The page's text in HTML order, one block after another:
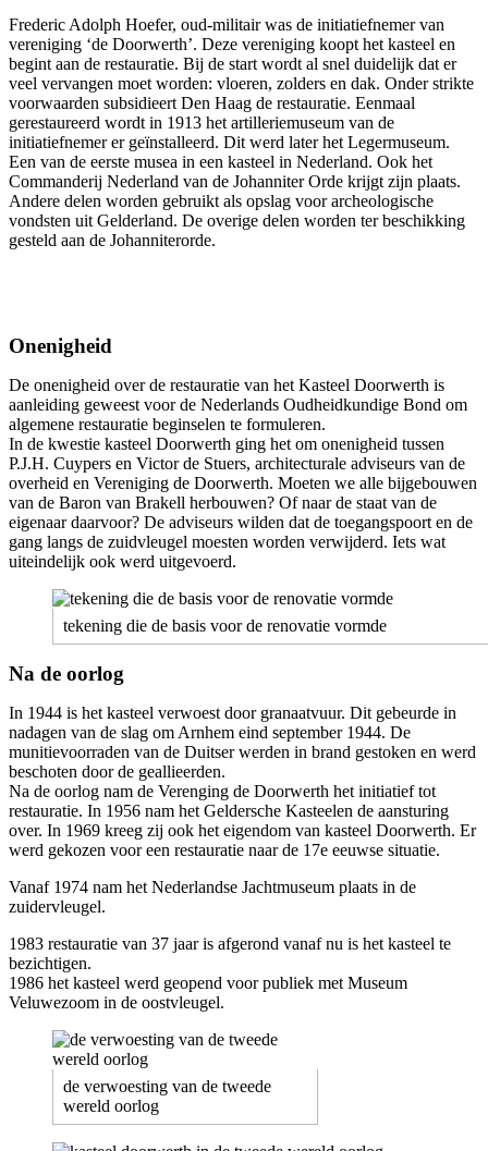
Frederic Adolph Hoefer, oud-militair was de initiatiefnemer van
vereniging ‘de Doorwerth’. Deze vereniging koopt het kasteel en
begint aan de restauratie. Bij de start wordt al snel duidelijk dat er
veel vervangen moet worden: vloeren, zolders en dak. Onder strikte
voorwaarden subsidieert Den Haag de restauratie. Eenmaal
gerestaureerd wordt in 1913 het artilleriemuseum van de
initiatiefnemer er geïnstalleerd. Dit werd later het Legermuseum.
Een van de eerste musea in een kasteel in Nederland. Ook het
Commanderij Nederland van de Johanniter Orde krijgt zijn plaats.
Andere delen worden gebruikt als opslag voor archeologische
vondsten uit Gelderland. De overige delen worden ter beschikking
gesteld aan de Johanniterorde.
Onenigheid
De onenigheid over de restauratie van het Kasteel Doorwerth is
aanleiding geweest voor de Nederlands Oudheidkundige Bond om
algemene restauratie beginselen te formuleren.
In de kwestie kasteel Doorwerth ging het om onenigheid tussen
P.J.H. Cuypers en Victor de Stuers, architecturale adviseurs van de
overheid en Vereniging de Doorwerth. Moeten we alle bijgebouwen
van de Baron van Brakell herbouwen? Of naar de staat van de
eigenaar daarvoor? De adviseurs wilden dat de toegangspoort en de
gang langs de zuidvleugel moesten worden verwijderd. Iets wat
uiteindelijk ook werd uitgevoerd.
tekening die de basis voor de renovatie vormde
Na de oorlog
In 1944 is het kasteel verwoest door granaatvuur. Dit gebeurde in
nadagen van de slag om Arnhem eind september 1944. De
munitievoorraden van de Duitser werden in brand gestoken en werd
beschoten door de geallieerden.
Na de oorlog nam de Verenging de Doorwerth het initiatief tot
restauratie. In 1956 nam het Geldersche Kasteelen de aansturing
over. In 1969 kreeg zij ook het eigendom van kasteel Doorwerth. Er
werd gekozen voor een restauratie naar de 17e eeuwse situatie.
Vanaf 1974 nam het Nederlandse Jachtmuseum plaats in de
zuidervleugel.
1983 restauratie van 37 jaar is afgerond vanaf nu is het kasteel te
bezichtigen.
1986 het kasteel werd geopend voor publiek met Museum
Veluwezoom in de oostvleugel.
de verwoesting van de tweede
wereld oorlog